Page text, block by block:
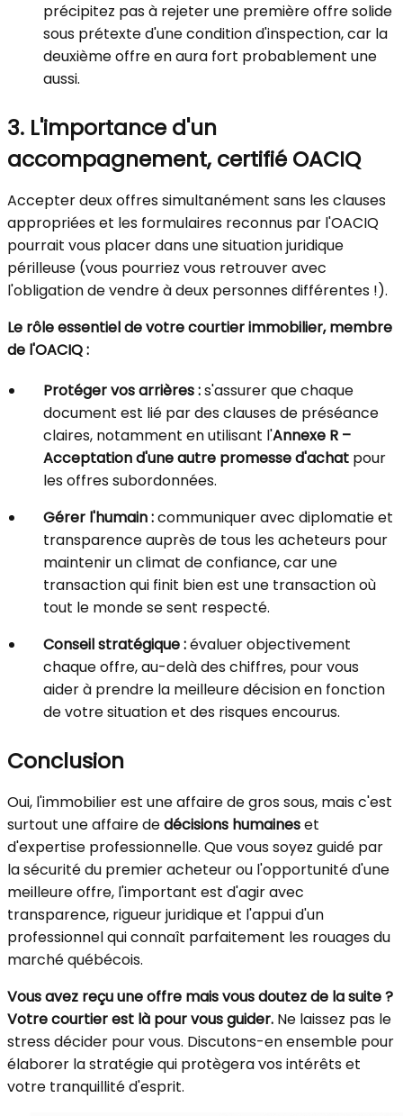
précipitez pas à rejeter une première offre solide
sous prétexte d'une condition d'inspection, car la
deuxième offre en aura fort probablement une
aussi.
3. L'importance d'un
accompagnement, certifié OACIQ
Accepter deux offres simultanément sans les clauses
appropriées et les formulaires reconnus par l'OACIQ
pourrait vous placer dans une situation juridique
périlleuse (vous pourriez vous retrouver avec
l'obligation de vendre à deux personnes différentes !).
Le rôle essentiel de votre courtier immobilier, membre
de l'OACIQ :
Protéger vos arrières :s'assurer que chaque
document est lié par des clauses de préséance
claires, notamment en utilisant l'Annexe R –
Acceptation d'une autre promesse d'achat pour
les offres subordonnées.
Gérer l'humain :communiquer avec diplomatie et
transparence auprès de tous les acheteurs pour
maintenir un climat de confiance, car une
transaction qui finit bien est une transaction où
tout le monde se sent respecté.
Conseil stratégique :évaluer objectivement
chaque offre, au-delà des chiffres, pour vous
aider à prendre la meilleure décision en fonction
de votre situation et des risques encourus.
Conclusion
Oui, l'immobilier est une affaire de gros sous, mais c'est
surtout une affaire dedécisions humaineset
d'expertise professionnelle. Que vous soyez guidé par
la sécurité du premier acheteur ou l'opportunité d'une
meilleure offre, l'important est d'agir avec
transparence, rigueur juridique et l'appui d'un
professionnel qui connaît parfaitement les rouages du
marché québécois.
Vous avez reçu une offre mais vous doutez de la suite ?
Votre courtier est là pour vous guider. Ne laissez pas le
stress décider pour vous. Discutons-en ensemble pour
élaborer la stratégie qui protègera vos intérêts et
votre tranquillité d'esprit.